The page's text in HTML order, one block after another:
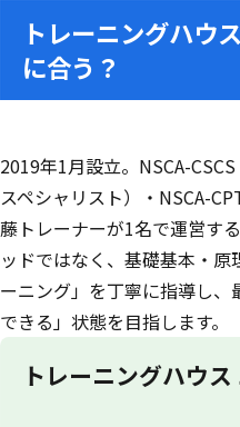
トレーニングハウ
に合う？
2019年1月設立。NSCA-
スペシャリスト）・NSCA-
藤トレーナーが1名で運営す
ッドではなく、基礎基本・
ーニング」を丁寧に指導し
できる」状態を目指します。
トレーニングハウ